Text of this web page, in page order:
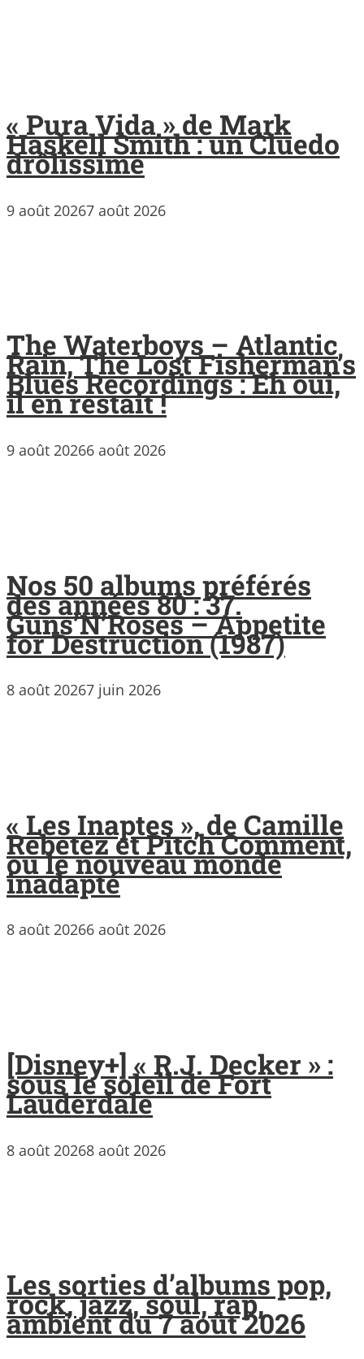
« Pura Vida » de Mark
Haskell Smith : un Cluedo
drôlissime
9 août 20267 août 2026
The Waterboys – Atlantic
Rain, The Lost Fisherman’s
Blues Recordings : Eh oui,
il en restait !
9 août 20266 août 2026
Nos 50 albums préférés
des années 80 : 37.
Guns’N’Roses – Appetite
for Destruction (1987)
8 août 20267 juin 2026
« Les Inaptes », de Camille
Rebetez et Pitch Comment,
ou le nouveau monde
inadapté
8 août 20266 août 2026
[Disney+] « R.J. Decker » :
sous le soleil de Fort
Lauderdale
8 août 20268 août 2026
Les sorties d’albums pop,
rock, jazz, soul, rap,
ambient du 7 août 2026